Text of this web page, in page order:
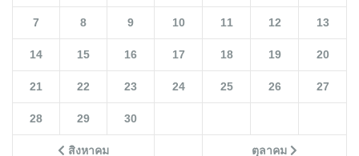
สิงหาคม ตุลาคม
7 8 9 10 11 12 13
14 15 16 17 18 19 20
21 22 23 24 25 26 27
28 29 30